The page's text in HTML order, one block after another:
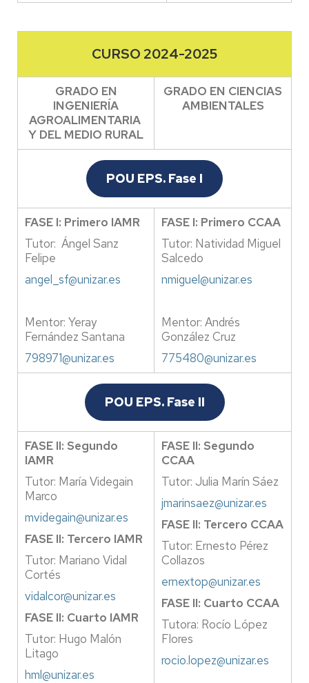
CURSO 2024-2025
GRADO EN
INGENIERÍA
AGROALIMENTARIA
Y DEL MEDIO RURAL
GRADO EN CIENCIAS
AMBIENTALES
POU EPS. Fase I
FASE I: Primero IAMR
Tutor: Ángel Sanz
Felipe
angel_sf@unizar.es
Mentor: Yeray
Fernández Santana
798971@unizar.es
FASE I: Primero CCAA
Tutor: Natividad Miguel
Salcedo
nmiguel@unizar.es
Mentor: Andrés
González Cruz
775480@unizar.es
POU EPS. Fase II
FASE II: Segundo
IAMR
Tutor: María Videgain
Marco
mvidegain@unizar.es
FASE II: Tercero IAMR
Tutor: Mariano Vidal
Cortés
vidalcor@unizar.es
FASE II: Cuarto IAMR
Tutor: Hugo Malón
Litago
hml@unizar.es
FASE II: Segundo
CCAA
Tutor: Julia Marín Sáez
jmarinsaez@unizar.es
FASE II: Tercero CCAA
Tutor: Ernesto Pérez
Collazos
ernextop@unizar.es
FASE II: Cuarto CCAA
Tutora: Rocío López
Flores
rocio.lopez@unizar.es